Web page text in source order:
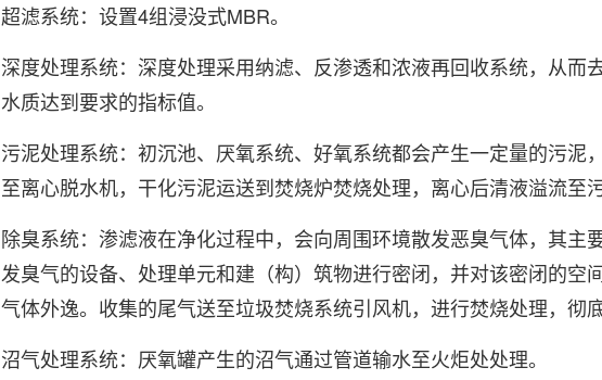
超滤系统：设置4组浸没式MBR。
深度处理系统：深度处理采用纳滤、反渗透和浓液再回收系统，从
水质达到要求的指标值。
污泥处理系统：初沉池、厌氧系统、好氧系统都会产生一定量的污
至离心脱水机，干化污泥运送到焚烧炉焚烧处理，离心后清液溢流至
除臭系统：渗滤液在净化过程中，会向周围环境散发恶臭气体，其
发臭气的设备、处理单元和建（构）筑物进行密闭，并对该密闭的
气体外逸。收集的尾气送至垃圾焚烧系统引风机，进行焚烧处理，彻
沼气处理系统：厌氧罐产生的沼气通过管道输水至火炬处处理。